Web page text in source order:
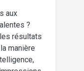
aux
?
résultats
manière